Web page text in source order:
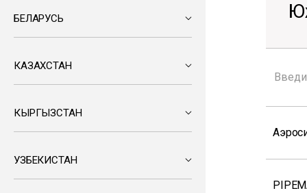
БЕЛАРУСЬ
КАЗАХСТАН
КЫРГЫЗСТАН
УЗБЕКИСТАН